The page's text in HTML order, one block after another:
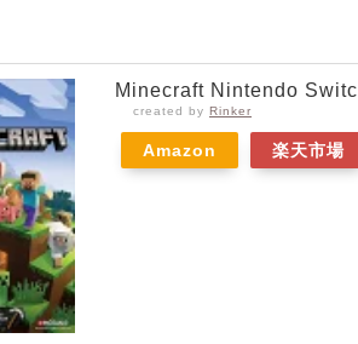
Minecraft Nintendo
created by Rinker
Amazon 楽天市場